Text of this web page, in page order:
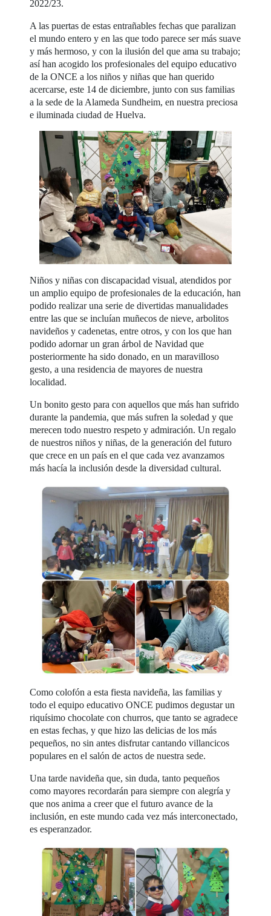
2022/23.
A las puertas de estas entrañables fechas que paralizan
el mundo entero y en las que todo parece ser más suave
y más hermoso, y con la ilusión del que ama su trabajo;
así han acogido los profesionales del equipo educativo
de la ONCE a los niños y niñas que han querido
acercarse, este 14 de diciembre, junto con sus familias
a la sede de la Alameda Sundheim, en nuestra preciosa
e iluminada ciudad de Huelva.
Niños y niñas con discapacidad visual, atendidos por
un amplio equipo de profesionales de la educación, han
podido realizar una serie de divertidas manualidades
entre las que se incluían muñecos de nieve, arbolitos
navideños y cadenetas, entre otros, y con los que han
podido adornar un gran árbol de Navidad que
posteriormente ha sido donado, en un maravilloso
gesto, a una residencia de mayores de nuestra
localidad.
Un bonito gesto para con aquellos que más han sufrido
durante la pandemia, que más sufren la soledad y que
merecen todo nuestro respeto y admiración. Un regalo
de nuestros niños y niñas, de la generación del futuro
que crece en un país en el que cada vez avanzamos
más hacía la inclusión desde la diversidad cultural.
Como colofón a esta fiesta navideña, las familias y
todo el equipo educativo ONCE pudimos degustar un
riquísimo chocolate con churros, que tanto se agradece
en estas fechas, y que hizo las delicias de los más
pequeños, no sin antes disfrutar cantando villancicos
populares en el salón de actos de nuestra sede.
Una tarde navideña que, sin duda, tanto pequeños
como mayores recordarán para siempre con alegría y
que nos anima a creer que el futuro avance de la
inclusión, en este mundo cada vez más interconectado,
es esperanzador.